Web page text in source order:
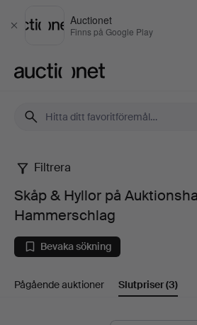
Stäng
Auctionet
Finns på Google Play
Skåp
Hyllor
på
Filtrera
Skåp & Hyllor på
Hammerschlag
Bevaka sökning
Pågående auktioner Slutpriser(3)